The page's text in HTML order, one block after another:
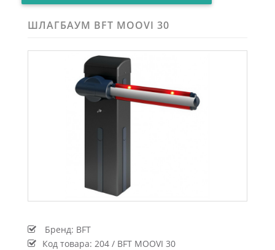
ШЛАГБАУМ BFT MOOVI 30
Бренд: BFT
Код товара: 204 / BFT MOOVI 30